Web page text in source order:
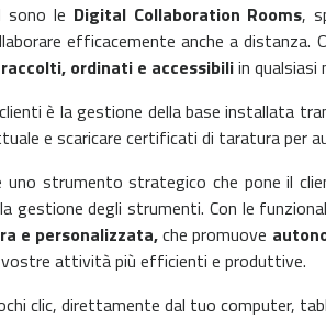
sono le Digital Collaboration Rooms,
efficacemente anche a
ordinati e accessibiliin
è la gestione della base installata
e scaricare certificati di taratura per
uno strumento strategico che pone il
gestione degli strumenti. Con le
e personalizzata,che promuove
attività più efficienti e produttive.
clic, direttamente dal tuo computer,